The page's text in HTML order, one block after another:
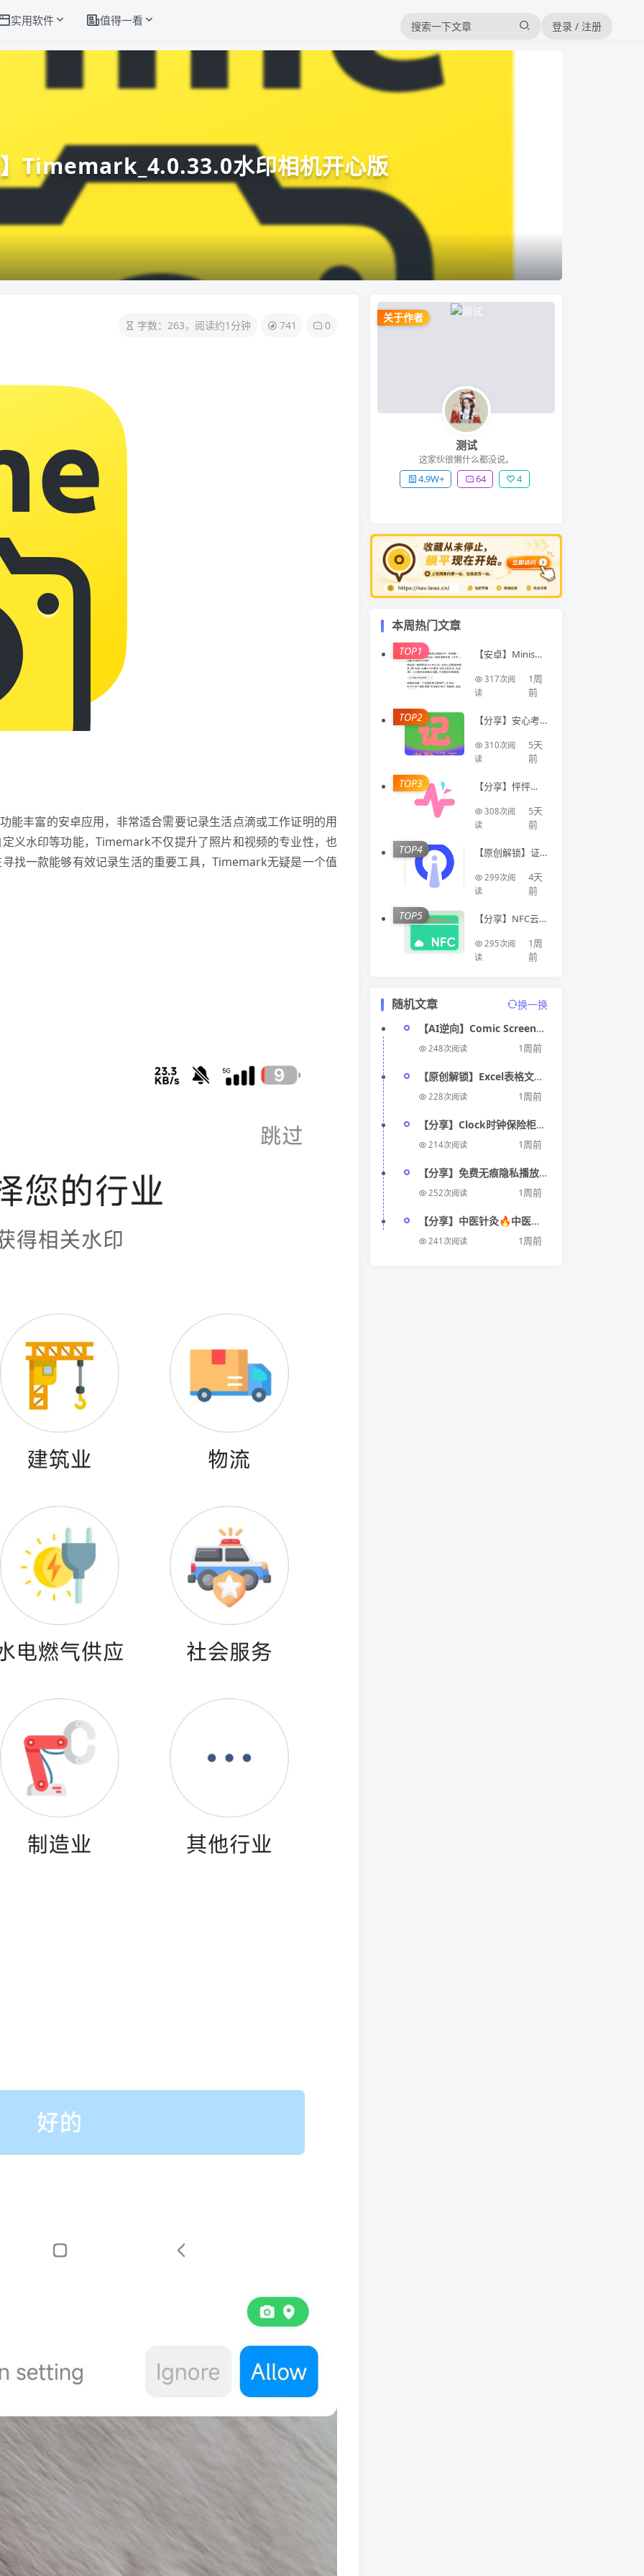
实用软件 值得一看 登录 / 注册
Timemark_4.0.33.0水印相机开心版
字数：263，阅读约1分钟 741 0
能丰富的安卓应用，非常适合需要记录生活点滴或工作证明的用
义水印等功能，Timemark不仅提升了照片和视频的专业性，也
找一款能够有效记录生活的重要工具，Timemark无疑是一个值
关于作者
测试
这家伙很懒什么都没说。
4.9W+ 64 4
本周热门文章
TOP1
【安卓】Minis🔥
模型🔥AI写代码
生成应用
317次阅
读
1周
前
TOP2
【分享】安心考
记工时统计出勤
数据
310次阅
读
5天
前
TOP3
【分享】怦怦🔥A
恋人多模态互动
聊天工具🔥
308次阅
读
5天
前
TOP4
【原创解锁】证
会员🔥标准尺寸
换底色美颜证件
299次阅
读
4天
前
TOP5
【分享】NFC云
门禁卡公交卡 各
类卡等🔥
295次阅
读
1周
前
随机文章
换一换
【AI逆向】Comic Screen
Translate漫画翻译
248次阅读 1周前
【原创解锁】Excel表格文档
🔥解锁会员🔥多格式办公软
228次阅读 1周前
【分享】Clock时钟保险柜高
级版⭕伪装成时钟保密，含
214次阅读 1周前
【分享】免费无痕隐私播放
器🔥私密影音加密🔥无痕本
252次阅读 1周前
【分享】中医针灸🔥中医经
络穴位学习🔥解锁会员
241次阅读 1周前